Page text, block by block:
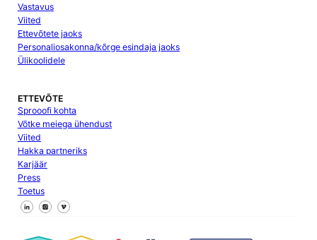
Vastavus
Viited
Ettevõtete jaoks
Personaliosakonna/kõrge esindaja jaoks
Ülikoolidele
ETTEVÕTE
Sprooofi kohta
Võtke meiega ühendust
Viited
Hakka partneriks
Karjäär
Press
Toetus
Jälgi meid Facebookis
Jälgi meid X
Jälgi meid LinkedInis